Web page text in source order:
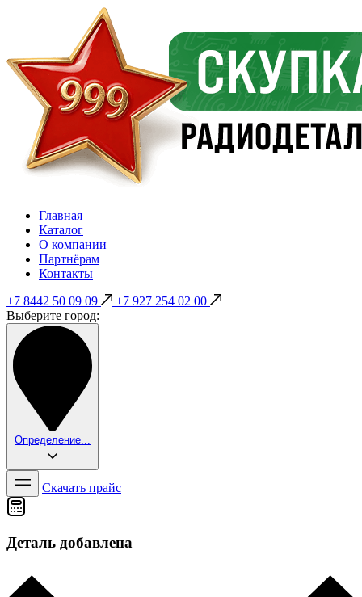
Главная
Каталог
О компании
Партнёрам
Контакты
+7 8442 50 09 09
+7 927 254 02 00
Выберите город:
Определение...
Скачать прайс
Деталь добавлена